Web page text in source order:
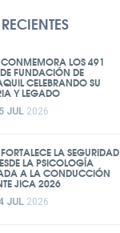
CONMEMORA LOS 491
FUNDACIÓN DE
CELEBRANDO SU
Y LEGADO
JUL 2026
FORTALECE LA SEGURIDAD
LA PSICOLOGÍA
A LA CONDUCCIÓN
JICA 2026
JUL 2026